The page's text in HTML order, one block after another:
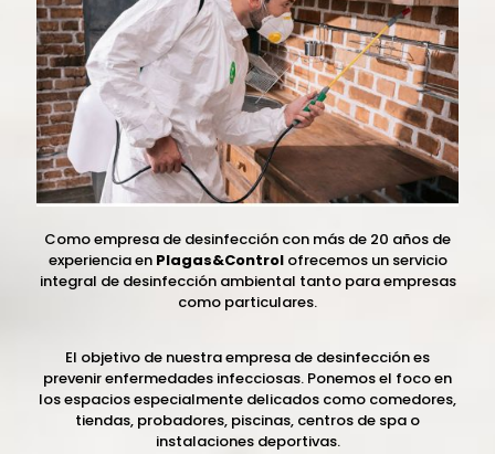
Como empresa de desinfección con más de 20 años de
experiencia en Plagas&Controlofrecemos un servicio
integral de desinfección ambiental tanto para empresas
como particulares.
El objetivo de nuestra empresa de desinfección es
prevenir enfermedades infecciosas. Ponemos el foco en
los espacios especialmente delicados como comedores,
tiendas, probadores, piscinas, centros de spa o
instalaciones deportivas.